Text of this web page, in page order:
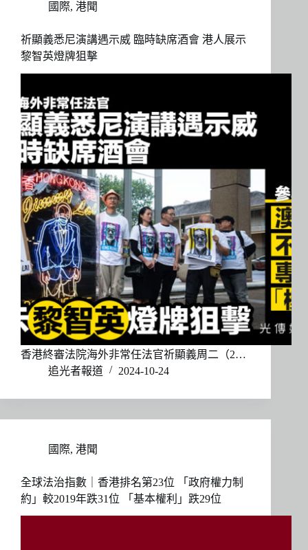
國際, 港聞
祈顯義悉尼演講遇示威 臨時缺席酒會 港人展示
黎智英燈牌狙擊
香港終審法院海外非常任法官祈顯義周二（2…
追光者報道
2024-10-24
國際, 港聞
全球法治指數｜香港排名第23位 「政府權力制
約」較2019年跌31位 「基本權利」跌29位